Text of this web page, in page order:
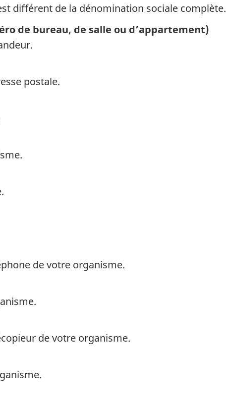
différent de la dénomination sociale complète.
de bureau, de salle ou d’appartement)
postale.
de votre organisme.
de votre organisme.